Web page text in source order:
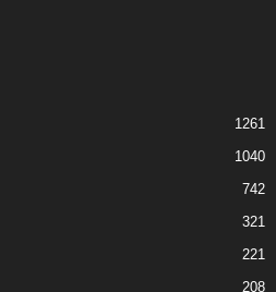
1261
1040
742
321
221
208